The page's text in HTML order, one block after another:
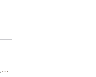
成都萧邦官方售后服务中心｜最新电话及官方地址权威信息公示（2026年7月最新）